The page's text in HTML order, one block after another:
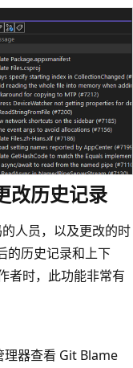
改历史记录
人员，以及更改的时
的历史记录和上下
者时，此功能非常有
理器查看 Git Blame